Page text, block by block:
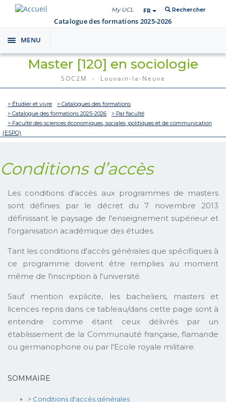
My UCL FR Rechercher
Catalogue des formations 2025-2026
Toggle
navigation
MENU
Master [120] en sociologie
SOC2M - Louvain-la-Neuve
> Étudier et vivre
> Catalogues des formations
> Catalogue des formations 2025-2026
> Par faculté
> Faculté des sciences économiques, sociales, politiques et de communication
(ESPO)
Conditions d’accès
Les conditions d'accès aux programmes de masters
sont définies par le décret du 7 novembre 2013
définissant le paysage de l'enseignement supérieur et
l'organisation académique des études.
Tant les conditions d'accès générales que spécifiques à
ce programme doivent être remplies au moment
même de l'inscription à l'université.
Sauf mention explicite, les bacheliers, masters et
licences repris dans ce tableau/dans cette page sont à
entendre comme étant ceux délivrés par un
établissement de la Communauté française, flamande
ou germanophone ou par l'Ecole royale militaire.
SOMMAIRE
> Conditions d'accès générales